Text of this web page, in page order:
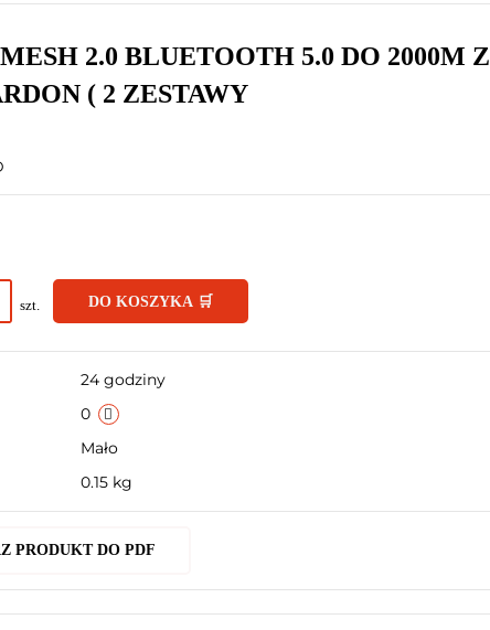
2.0 BLUETOOTH 5.0 DO 2000M Z
( 2 ZESTAWY
szt. DO KOSZYKA 🛒
24 godziny
0
Mało
0.15 kg
PRODUKT DO PDF